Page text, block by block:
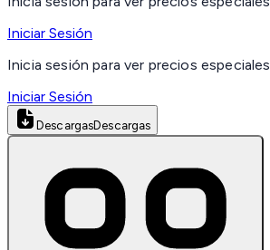
Iniciar Sesión
Inicia sesión para ver precios especiales
Iniciar Sesión
DescargasDescargas